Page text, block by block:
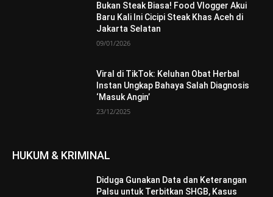
Bukan Steak Biasa! Food Vlogger Akui
Baru Kali Ini Cicipi Steak Khas Aceh di
Jakarta Selatan
09/01/2026
Viral di TikTok: Keluhan Obat Herbal
Instan Ungkap Bahaya Salah Diagnosis
‘Masuk Angin’
23/12/2025
HUKUM & KRIMINAL
Diduga Gunakan Data dan Keterangan
Palsu untuk Terbitkan SHGB, Kasus